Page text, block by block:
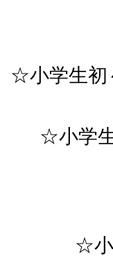
☆小学生初
☆小学
☆